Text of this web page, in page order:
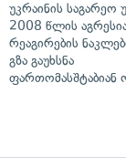
უკრაინის საგარეო
2008 წლის
რეაგირების
გზა გაუხსნა
ფართომასშტაბიან